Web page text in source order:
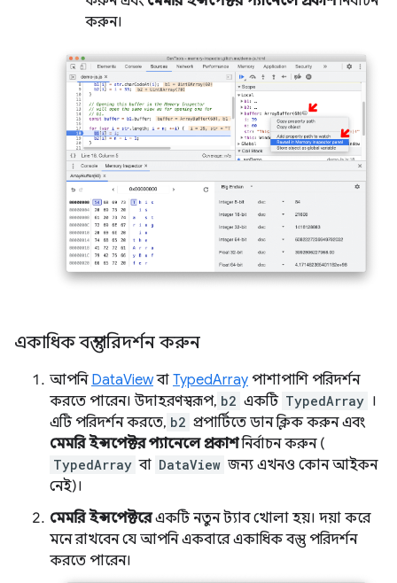
করুন।
একাধিক বস্তু পরিদর্শন করুন
আপনি DataViewবা TypedArray পাশাপাশি পরিদর্শন
করতে পারেন। উদাহরণস্বরূপ, b2 একটি TypedArray ।
এটি পরিদর্শন করতে, b2 প্রপার্টিতে ডান ক্লিক করুন এবং
মেমরি ইন্সপেক্টর প্যানেলে প্রকাশনির্বাচন করুন (
TypedArray বা DataView জন্য এখনও কোন আইকন
নেই)।
মেমরি ইন্সপেক্টরেএকটি নতুন ট্যাব খোলা হয়। দয়া করে
মনে রাখবেন যে আপনি একবারে একাধিক বস্তু পরিদর্শন
করতে পারেন।